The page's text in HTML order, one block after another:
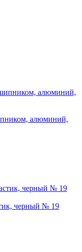
алюминий,
черный № 19